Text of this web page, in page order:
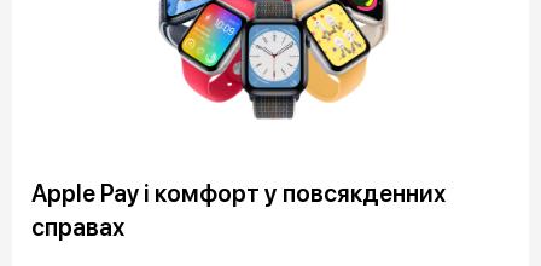
Apple Pay і комфорт у повсякденних
справах